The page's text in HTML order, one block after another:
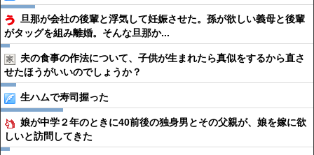
旦那が会社の後輩と浮気して妊娠させた。孫が欲しい義母と後輩
がタッグを組み離婚。そんな旦那か...
夫の食事の作法について、子供が生まれたら真似をするから直さ
せたほうがいいのでしょうか？
生ハムで寿司握った
娘が中学２年のときに40前後の独身男とその父親が、娘を嫁に欲
しいと訪問してきた